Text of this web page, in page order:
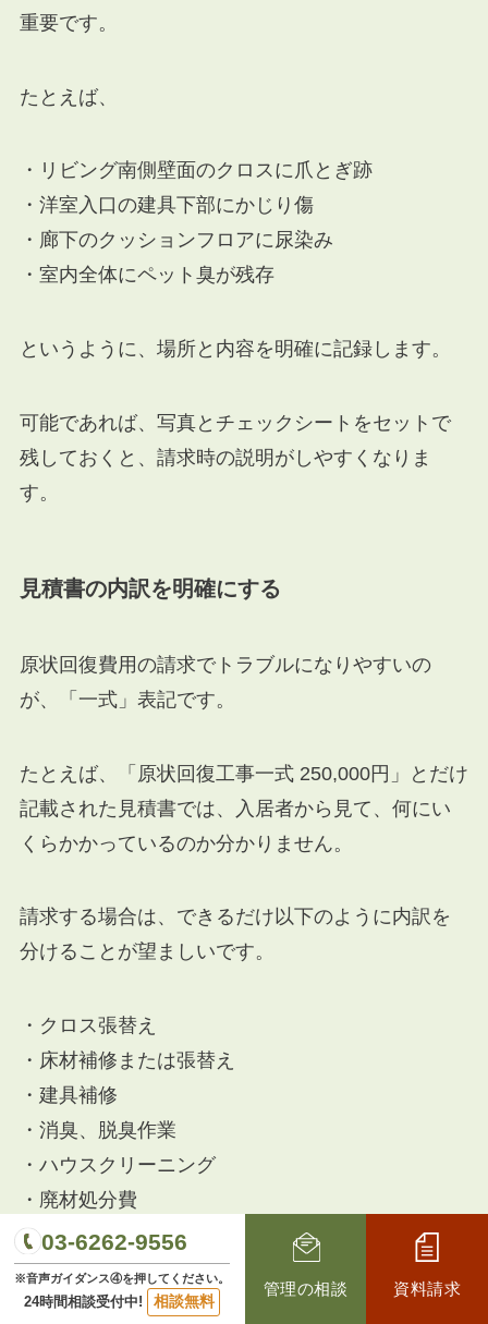
重要です。
たとえば、
・リビング南側壁面のクロスに爪とぎ跡
・洋室入口の建具下部にかじり傷
・廊下のクッションフロアに尿染み
・室内全体にペット臭が残存
というように、場所と内容を明確に記録します。
可能であれば、写真とチェックシートをセットで
残しておくと、請求時の説明がしやすくなりま
す。
見積書の内訳を明確にする
原状回復費用の請求でトラブルになりやすいの
が、「一式」表記です。
たとえば、「原状回復工事一式 250,000円」とだけ
記載された見積書では、入居者から見て、何にい
くらかかっているのか分かりません。
請求する場合は、できるだけ以下のように内訳を
分けることが望ましいです。
・クロス張替え
・床材補修または張替え
・建具補修
・消臭、脱臭作業
・ハウスクリーニング
・廃材処分費
・諸経費
さらに、入居者負担分とオーナー負担分を分けて
03-6262-9556
※音声ガイダンス④を押してください。
24時間相談受付中! 相談無料
管理の相談 資料請求